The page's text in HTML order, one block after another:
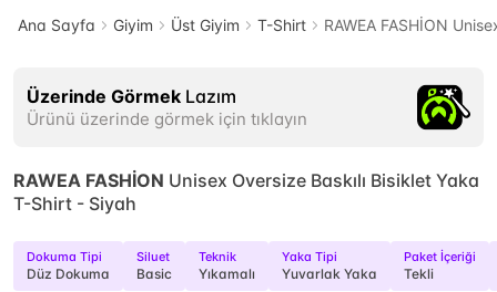
Ana Sayfa Giyim Üst Giyim T-Shirt RAWEA FASHİON
Üzerinde Görmek Lazım
Ürünü üzerinde görmek için tıklayın
RAWEA FASHİON Unisex Oversize Baskılı Bisiklet Yaka
T-Shirt - Siyah
Dokuma Tipi
Düz Dokuma
Siluet
Basic
Teknik
Yıkamalı
Yaka Tipi
Yuvarlak Yaka
Paket İçeriği
Tekli